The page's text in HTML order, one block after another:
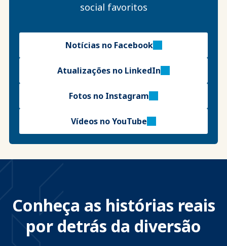
social favoritos
Notícias no Facebook
Atualizações no LinkedIn
Fotos no Instagram
Vídeos no YouTube
Conheça as histórias reais
por detrás da diversão